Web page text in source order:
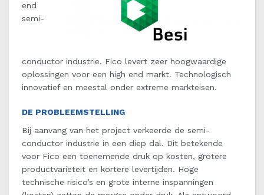
end
semi-
conductor industrie. Fico levert zeer hoogwaardige
oplossingen voor een high end markt. Technologisch
innovatief en meestal onder extreme markteisen.
DE PROBLEEMSTELLING
Bij aanvang van het project verkeerde de semi-
conductor industrie in een diep dal. Dit betekende
voor Fico een toenemende druk op kosten, grotere
productvariëteit en kortere levertijden. Hoge
technische risico’s en grote interne inspanningen